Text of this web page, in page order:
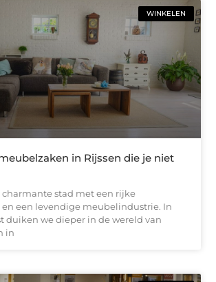
WINKELEN
in Rijssen die je niet
charmante stad met een rijke
en een levendige meubelindustrie. In
duiken we dieper in de wereld van
in